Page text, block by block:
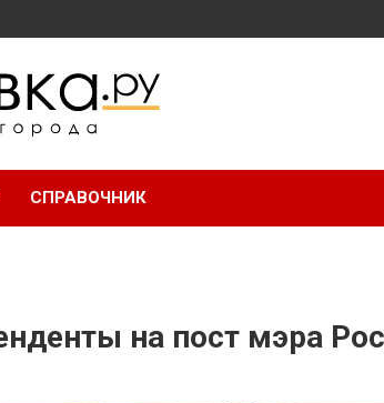
СПРАВОЧНИК
на пост мэра